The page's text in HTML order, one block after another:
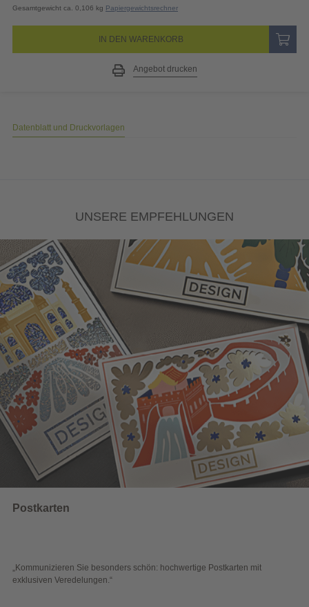
Gesamtgewicht ca. 0,106 kg Papiergewichtsrechner
IN DEN WARENKORB
Angebot drucken
Datenblatt und Druckvorlagen
UNSERE EMPFEHLUNGEN
schön: hochwertige Postkarten mit
„Sichtbar und wirkungsvoll –